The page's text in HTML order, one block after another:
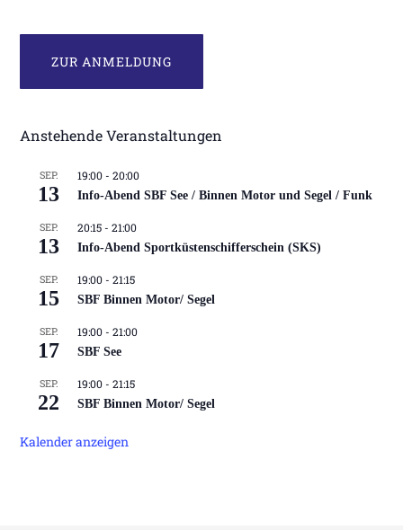
ZUR ANMELDUNG
Anstehende Veranstaltungen
SEP.
13
19:00 -20:00
Info-Abend SBF See / Binnen Motor und Segel / Funk
SEP.
13
20:15 -21:00
Info-Abend Sportküstenschifferschein (SKS)
SEP.
15
19:00 -21:15
SBF Binnen Motor/ Segel
SEP.
17
19:00 -21:00
SBF See
SEP.
22
19:00 -21:15
SBF Binnen Motor/ Segel
Kalender anzeigen